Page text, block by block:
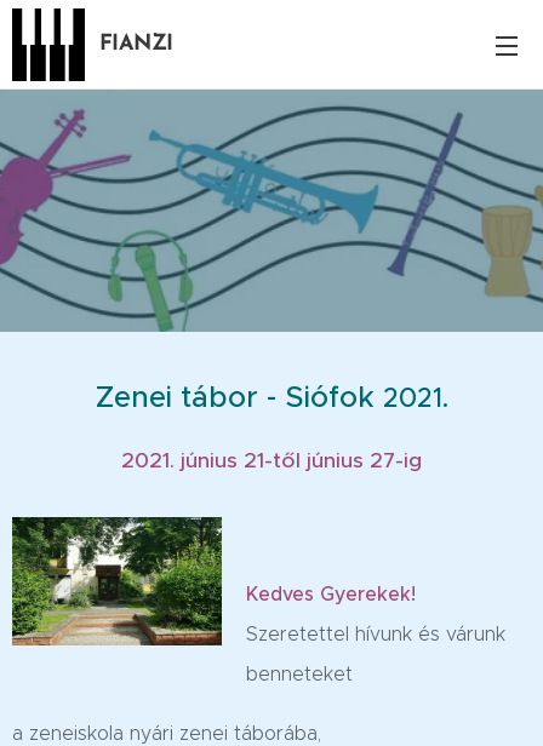
FIANZI
Zenei tábor - Siófok 2021.
2021. június 21-től június 27-ig
Kedves Gyerekek!
Szeretettel hívunk és várunk
benneteket
a zeneiskola nyári zenei táborába,